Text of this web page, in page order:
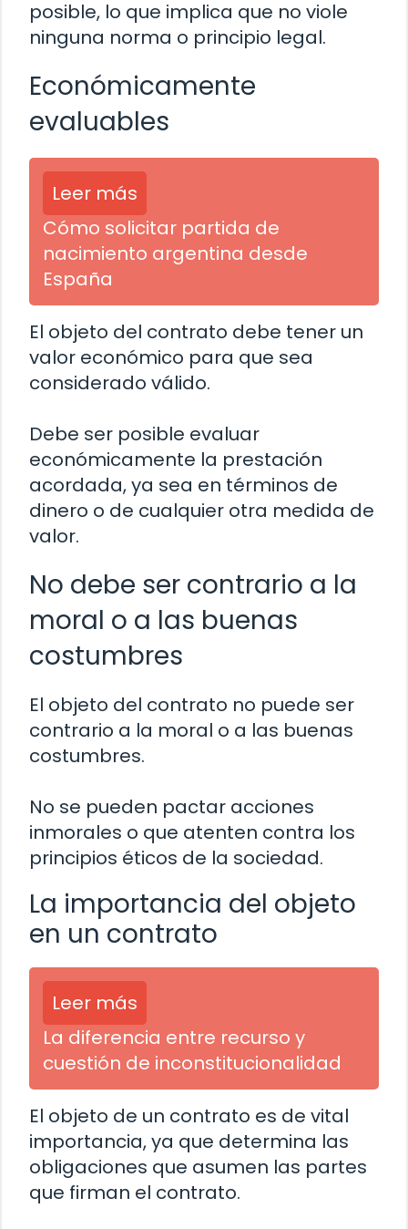
posible, lo que implica que no viole
ninguna norma o principio legal.
Económicamente
evaluables
Leer más
Cómo solicitar partida de
nacimiento argentina desde
España
El objeto del contrato debe tener un
valor económico para que sea
considerado válido.
Debe ser posible evaluar
económicamente la prestación
acordada, ya sea en términos de
dinero o de cualquier otra medida de
valor.
No debe ser contrario a la
moral o a las buenas
costumbres
El objeto del contrato no puede ser
contrario a la moral o a las buenas
costumbres.
No se pueden pactar acciones
inmorales o que atenten contra los
principios éticos de la sociedad.
La importancia del objeto
en un contrato
Leer más
La diferencia entre recurso y
cuestión de inconstitucionalidad
El objeto de un contrato es de vital
importancia, ya que determina las
obligaciones que asumen las partes
que firman el contrato.